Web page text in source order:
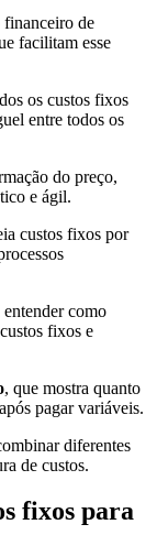
financeiro de
facilitam esse
os custos fixos
entre todos os
do preço,
e ágil.
custos fixos por
como
fixos e
, que mostra quanto
pagar variáveis.
diferentes
de custos.
fixos para